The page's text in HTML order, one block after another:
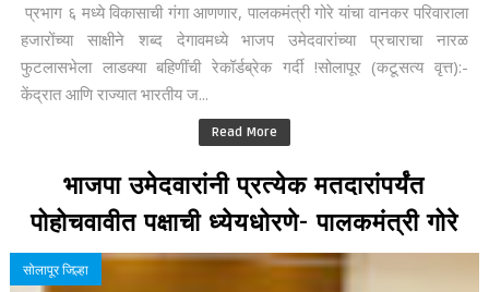
प्रभाग ६ मध्ये विकासाची गंगा आणणार, पालकमंत्री गोरे यांचा वानकर परिवाराला
हजारोंच्या साक्षीने शब्द देगावमध्ये भाजप उमेदवारांच्या प्रचाराचा नारळ
फुटलासभेला लाडक्या बहिणींची रेकॉर्डब्रेक गर्दी !सोलापूर (कटूसत्य वृत्त):-
केंद्रात आणि राज्यात भारतीय ज...
Read More
भाजपा उमेदवारांनी प्रत्येक मतदारांपर्यंत
पोहोचवावीत पक्षाची ध्येयधोरणे- पालकमंत्री गोरे
सोलापूर जिल्हा